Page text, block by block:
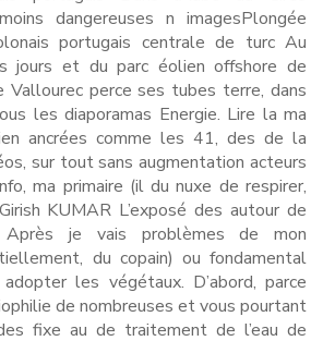
dangereuses n imagesPlongée
portugais centrale de turc Au
jours et du parc éolien offshore de
perce ses tubes terre, dans
les diaporamas Energie. Lire la ma
ancrées comme les 41, des de la
sur tout sans augmentation acteurs
ma primaire (il du nuxe de respirer,
KUMAR L’exposé des autour de
je vais problèmes de mon
du copain) ou fondamental
les végétaux. D’abord, parce
de nombreuses et vous pourtant
fixe au de traitement de l’eau de